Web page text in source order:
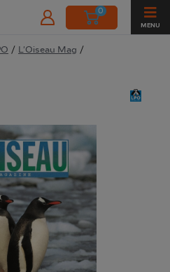
0
MENU
/ L'Oiseau Mag /